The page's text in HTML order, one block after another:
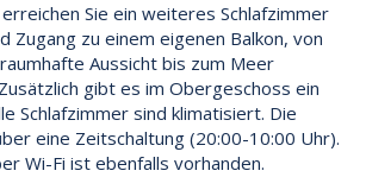
Sie ein weiteres Schlafzimmer
Zugang zu einem eigenen Balkon, von
Aussicht bis zum Meer
gibt es im Obergeschoss ein
Schlafzimmer sind klimatisiert. Die
eine Zeitschaltung (20:00-10:00 Uhr).
Wi-Fi ist ebenfalls vorhanden.